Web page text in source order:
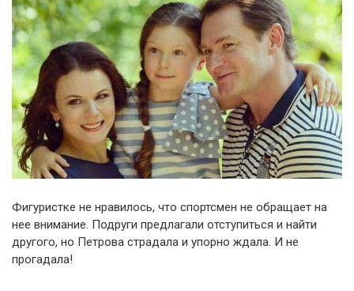
Фигуристке не нравилось, что спортсмен не обращает на
нее внимание. Подруги предлагали отступиться и найти
другого, но Петрова страдала и упорно ждала. И не
прогадала!